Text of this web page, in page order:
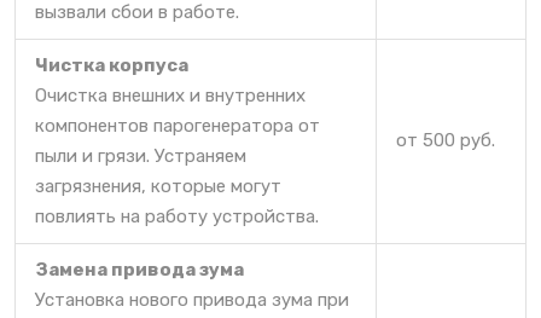
вызвали сбои в работе.
Чистка корпуса
Очистка внешних и внутренних
компонентов парогенератора от
пыли и грязи. Устраняем
загрязнения, которые могут
повлиять на работу устройства.
от 500 руб.
Замена привода зума
Установка нового привода зума при